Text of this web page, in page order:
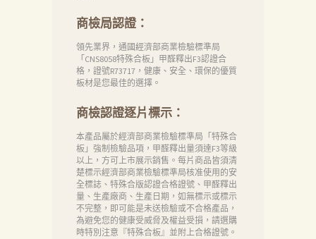
商檢局認證：
領先業界，通國經濟部商業檢驗標準局
「CNS8058特殊合板」甲醛釋出F3認證合
格，證號R73717，健康、安全、環保的優質
板材是您最佳的選擇。
商檢認證逐片標示：
本產品屬於經濟部商業檢驗標準局「特殊合
板」強制檢驗品項，甲醛釋出量須達F3等級
以上，方可上市展示銷售。每片商品皆須清
楚標示經濟部商業檢驗標準局核准使用的安
全標誌、特殊合版認證合格證號、甲醛釋出
量、生產廠商、生產日期，如無標示或標示
不完整，即可能是未送檢驗或不合格產品，
為避免您的健康受威脅及權益受損，請選購
時特別注意『特殊合板』並附上合格證號。